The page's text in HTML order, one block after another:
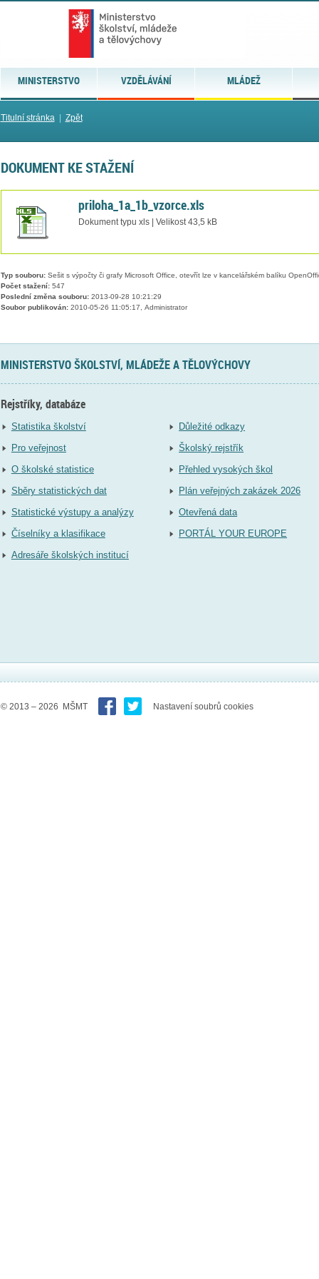
MINISTERSTVO VZDĚLÁVÁNÍ MLÁDEŽ
Titulní stránka| Zpět
DOKUMENT KE STAŽENÍ
priloha_1a_1b_vzorce.xls
Dokument typu xls | Velikost 43,5 kB
Typ souboru:Sešit s výpočty či grafy Microsoft Office, otevřít lze v kancelářském balíku
Počet stažení:547
Poslední změna souboru:2013-09-28 10:21:29
Soubor publikován:2010-05-26 11:05:17, Administrator
MINISTERSTVO ŠKOLSTVÍ, MLÁDEŽE A TĚLOVÝCHOVY
Rejstříky, databáze
Statistika školství
Pro veřejnost
O školské statistice
Sběry statistických dat
Statistické výstupy a analýzy
Číselníky a klasifikace
Adresáře školských institucí
Důležité odkazy
Školský rejstřík
Přehled vysokých škol
Plán veřejných zakázek 2026
Otevřená data
PORTÁL YOUR EUROPE
© 2013 – 2026 MŠMT Nastavení soubrů cookies